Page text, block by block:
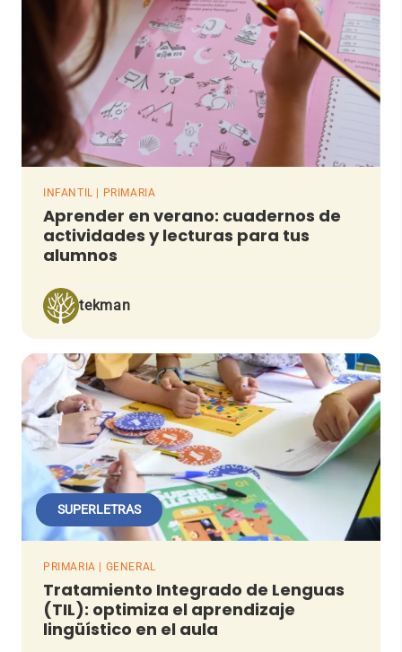
INFANTIL | PRIMARIA
Aprender en verano: cuadernos de
actividades y lecturas para tus
alumnos
tekman
SUPERLETRAS
PRIMARIA | GENERAL
Tratamiento Integrado de Lenguas
(TIL): optimiza el aprendizaje
lingüístico en el aula